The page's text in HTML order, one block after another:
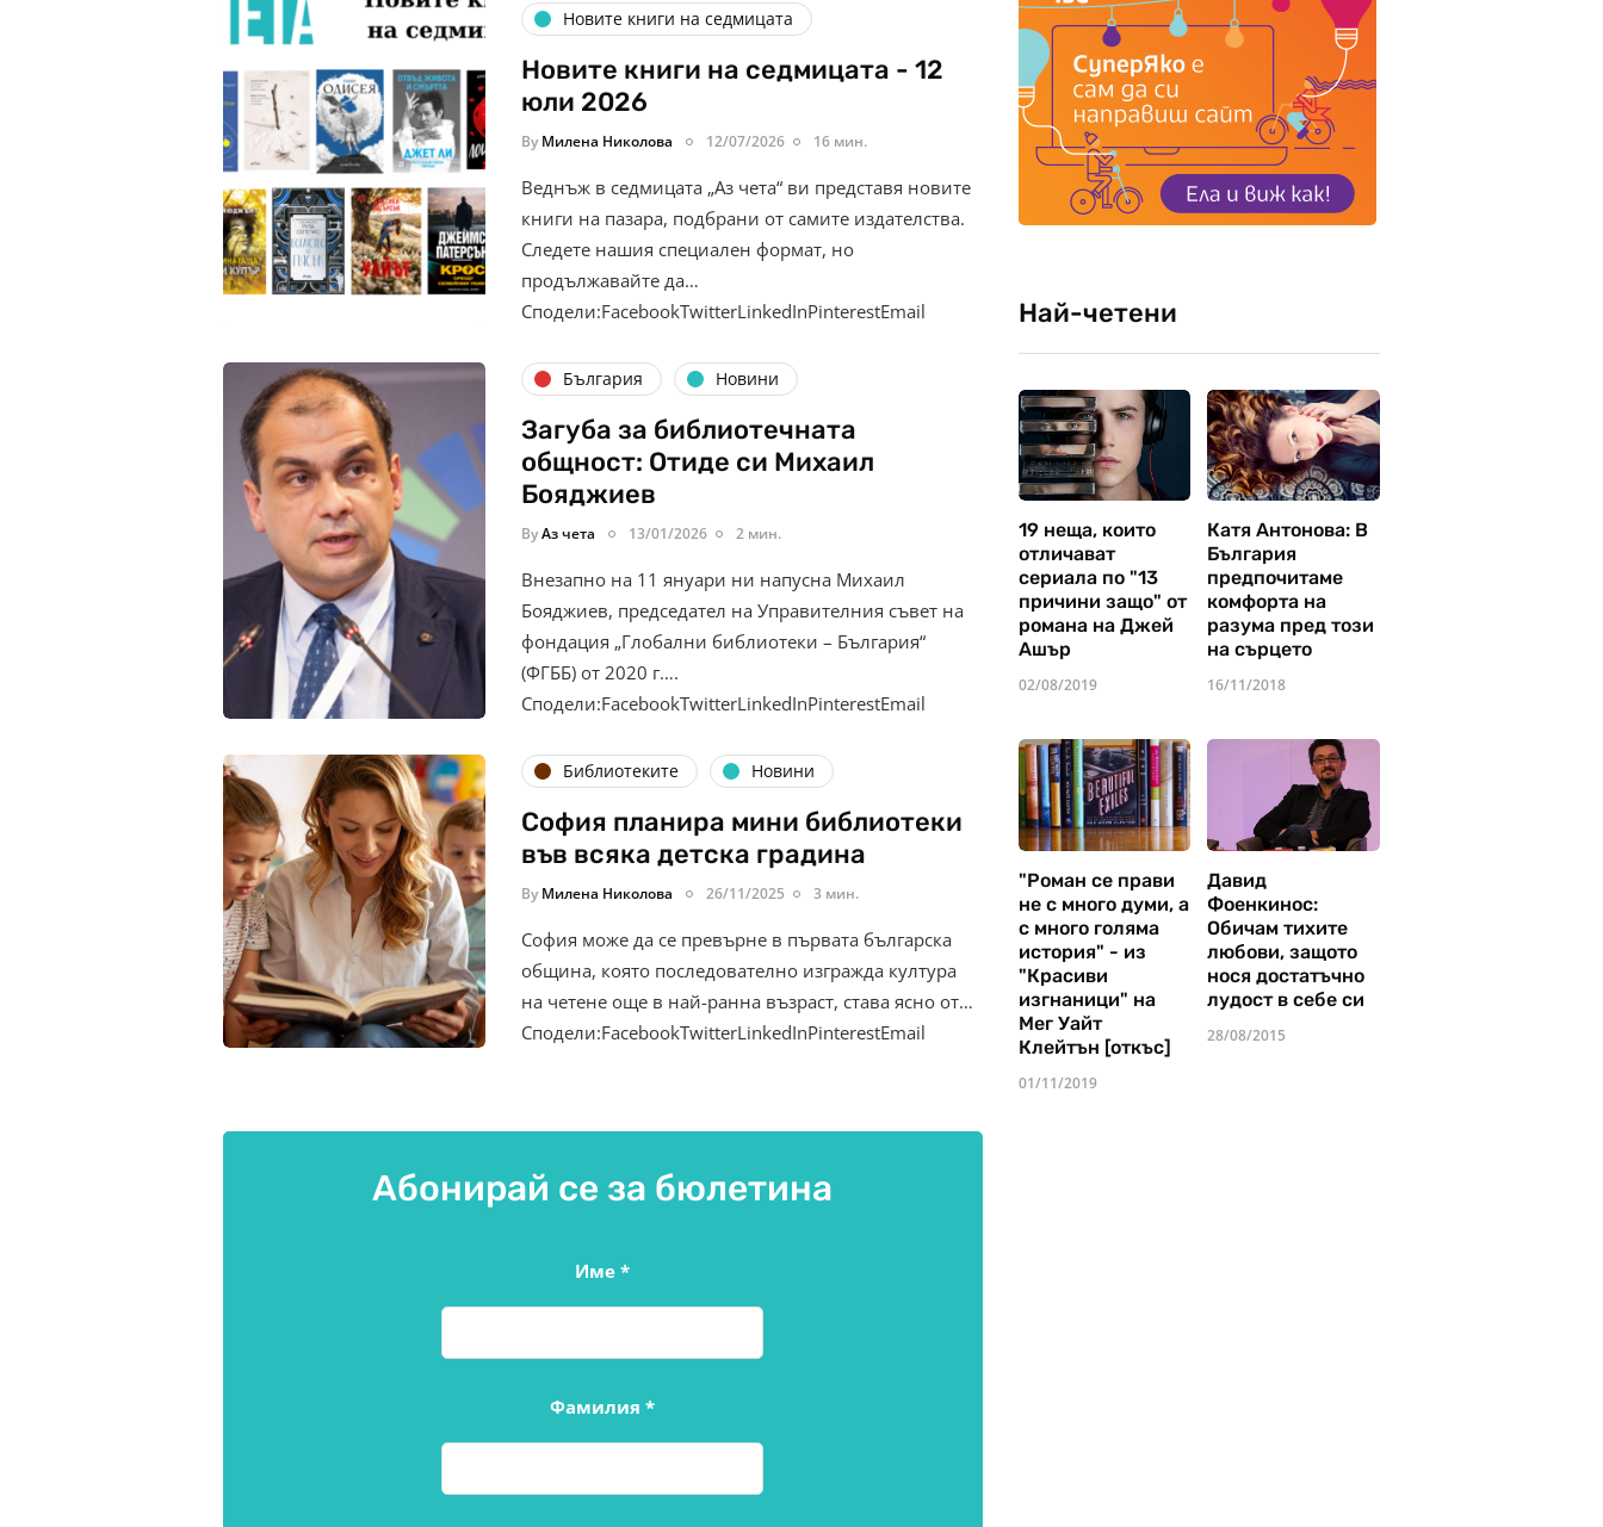
Новите книги на седмицата
Новите книги на седмицата - 12
юли 2026
By Милена Николова 12/07/2026 16 мин.
Веднъж в седмицата „Аз чета“ ви представя новите
книги на пазара, подбрани от самите издателства.
Следете нашия специален формат, но
продължавайте да…
Сподели:FacebookTwitterLinkedInPinterestEmail
България Новини
Загуба за библиотечната
общност: Отиде си Михаил
Бояджиев
ByАз чета 13/01/2026 2 мин.
Внезапно на 11 януари ни напусна Михаил
Бояджиев, председател на Управителния съвет на
фондация „Глобални библиотеки – България“
(ФГББ) от 2020 г….
Сподели:FacebookTwitterLinkedInPinterestEmail
Библиотеките Новини
София планира мини библиотеки
във всяка детска градина
By Милена Николова 26/11/2025 3 мин.
София може да се превърне в първата българска
община, която последователно изгражда култура
на четене още в най-ранна възраст, става ясно от…
Сподели:FacebookTwitterLinkedInPinterestEmail
Абонирай се за бюлетина
Име*
Фамилия*
Най-четени
19 неща, които
отличават
сериала по "13
причини защо" от
романа на Джей
Ашър
02/08/2019
Катя Антонова: В
България
предпочитаме
комфорта на
разума пред този
на сърцето
16/11/2018
"Роман се прави
не с много думи, а
с много голяма
история" - из
"Красиви
изгнаници" на
Мег Уайт
Клейтън [откъс]
01/11/2019
Давид
Фоенкинос:
Обичам тихите
любови, защото
нося достатъчно
лудост в себе си
28/08/2015